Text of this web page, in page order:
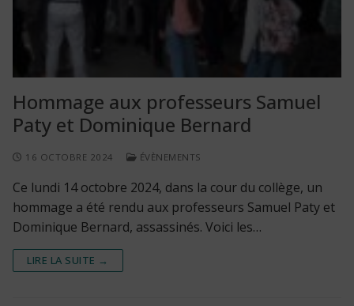
Hommage aux professeurs Samuel
Paty et Dominique Bernard
16 OCTOBRE 2024 ÉVÈNEMENTS
Ce lundi 14 octobre 2024, dans la cour du collège, un
hommage a été rendu aux professeurs Samuel Paty et
Dominique Bernard, assassinés. Voici les…
LIRE LA SUITE →